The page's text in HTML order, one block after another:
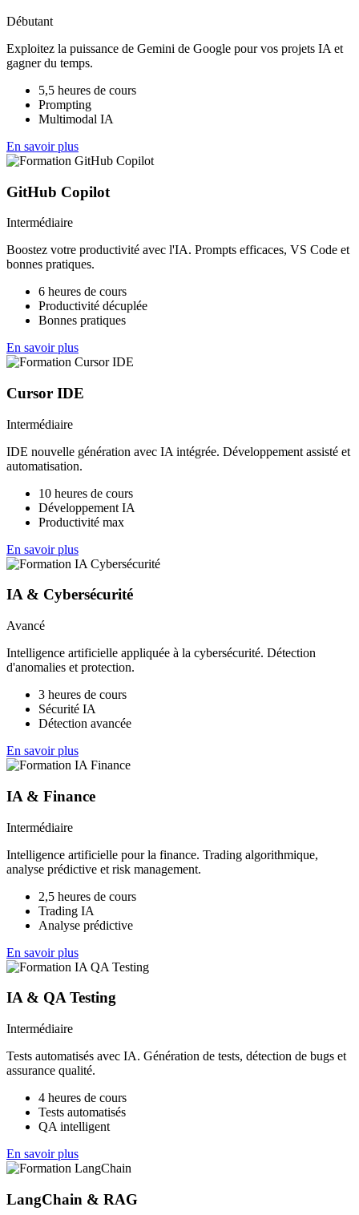
Débutant
Exploitez la puissance de Gemini de Google pour vos projets IA et
gagner du temps.
5,5 heures de cours
Prompting
Multimodal IA
En savoir plus
GitHub Copilot
Intermédiaire
Boostez votre productivité avec l'IA. Prompts efficaces, VS Code et
bonnes pratiques.
6 heures de cours
Productivité décuplée
Bonnes pratiques
En savoir plus
Cursor IDE
Intermédiaire
IDE nouvelle génération avec IA intégrée. Développement assisté et
automatisation.
10 heures de cours
Développement IA
Productivité max
En savoir plus
IA & Cybersécurité
Avancé
Intelligence artificielle appliquée à la cybersécurité. Détection
d'anomalies et protection.
3 heures de cours
Sécurité IA
Détection avancée
En savoir plus
IA & Finance
Intermédiaire
Intelligence artificielle pour la finance. Trading algorithmique,
analyse prédictive et risk management.
2,5 heures de cours
Trading IA
Analyse prédictive
En savoir plus
IA & QA Testing
Intermédiaire
Tests automatisés avec IA. Génération de tests, détection de bugs et
assurance qualité.
4 heures de cours
Tests automatisés
QA intelligent
En savoir plus
LangChain & RAG